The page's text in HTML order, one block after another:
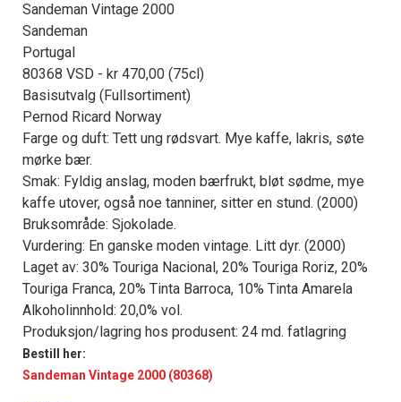
Sandeman Vintage 2000
Sandeman
Portugal
80368 VSD - kr 470,00 (75cl)
Basisutvalg (Fullsortiment)
Pernod Ricard Norway
Farge og duft: Tett ung rødsvart. Mye kaffe, lakris, søte
mørke bær.
Smak: Fyldig anslag, moden bærfrukt, bløt sødme, mye
kaffe utover, også noe tanniner, sitter en stund. (2000)
Bruksområde: Sjokolade.
Vurdering: En ganske moden vintage. Litt dyr. (2000)
Laget av: 30% Touriga Nacional, 20% Touriga Roriz, 20%
Touriga Franca, 20% Tinta Barroca, 10% Tinta Amarela
Alkoholinnhold: 20,0% vol.
Produksjon/lagring hos produsent: 24 md. fatlagring
Bestill her:
Sandeman Vintage 2000 (80368)